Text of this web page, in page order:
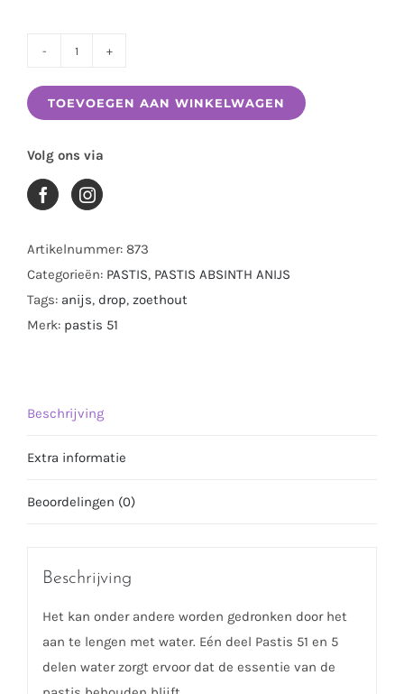
51
0.70
aantal
TOEVOEGEN AAN WINKELWAGEN
Volg ons via
Artikelnummer: 873
Categorieën: PASTIS, PASTIS ABSINTH ANIJS
Tags: anijs, drop, zoethout
Merk: pastis 51
Beschrijving
Extra informatie
Beoordelingen (0)
Beschrijving
Het kan onder andere worden gedronken door het
aan te lengen met water. Eén deel Pastis 51 en 5
delen water zorgt ervoor dat de essentie van de